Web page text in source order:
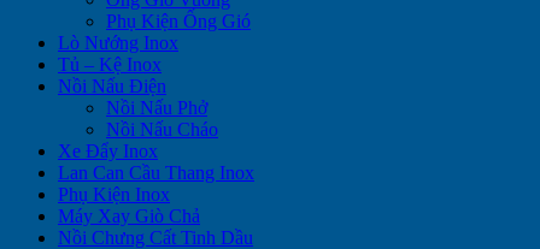
Phụ Kiện Ống Gió
Lò Nướng Inox
Tủ – Kệ Inox
Nồi Nấu Điện
Nồi Nấu Phở
Nồi Nấu Cháo
Xe Đẩy Inox
Lan Can Cầu Thang Inox
Phụ Kiện Inox
Máy Xay Giò Chả
Nồi Chưng Cất Tinh Dầu